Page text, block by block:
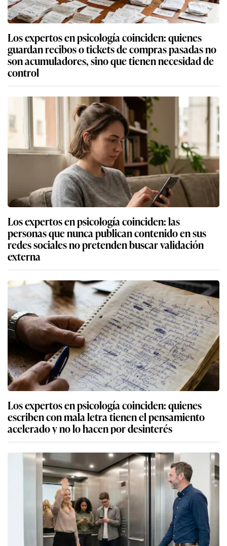
Los expertos en psicología coinciden: quienes
guardan recibos o tickets de compras pasadas no
son acumuladores, sino que tienen necesidad de
control
Los expertos en psicología coinciden: las
personas que nunca publican contenido en sus
redes sociales no pretenden buscar validación
externa
Los expertos en psicología coinciden: quienes
escriben con mala letra tienen el pensamiento
acelerado y no lo hacen por desinterés